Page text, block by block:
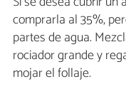
comprarla al 35%,
partes de agua.
rociador grande y
mojar el follaje.